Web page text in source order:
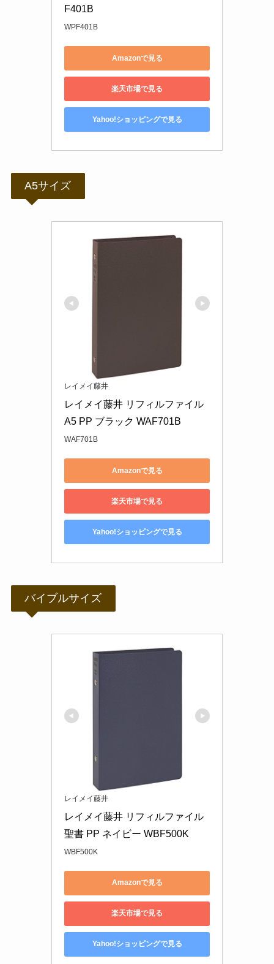
F401B
WPF401B
Amazonで見る
楽天市場で見る
Yahoo!ショッピングで見る
A5サイズ
レイメイ藤井
レイメイ藤井 リフィルファイル
A5 PP ブラック WAF701B
WAF701B
Amazonで見る
楽天市場で見る
Yahoo!ショッピングで見る
バイブルサイズ
レイメイ藤井
レイメイ藤井 リフィルファイル
聖書 PP ネイビー WBF500K
WBF500K
Amazonで見る
楽天市場で見る
Yahoo!ショッピングで見る